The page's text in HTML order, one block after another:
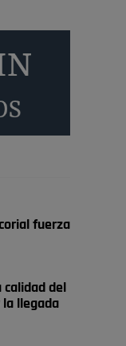
de un
fuerza
calidad del
la llegada